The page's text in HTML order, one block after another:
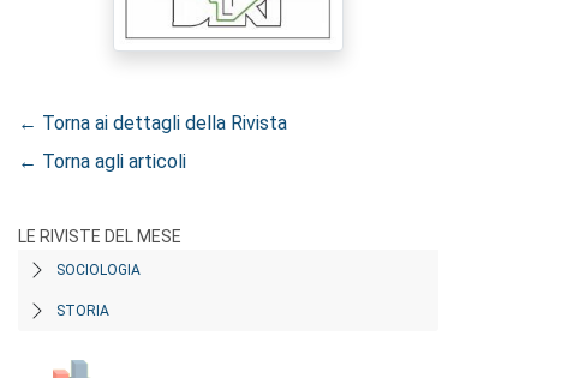
← Torna ai dettagli della Rivista
← Torna agli articoli
LE RIVISTE DEL MESE
SOCIOLOGIA
STORIA